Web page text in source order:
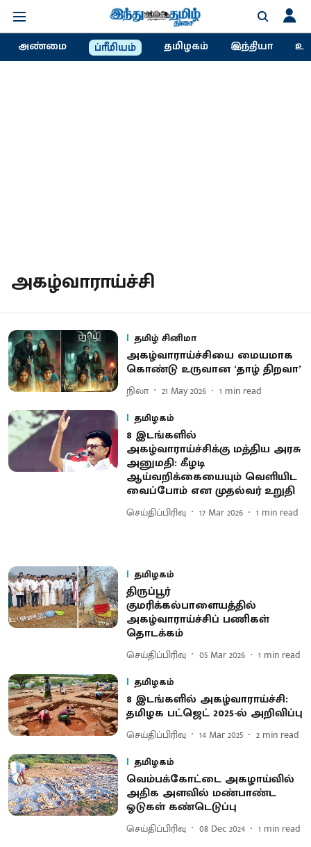
அண்மை ப்ரீமியம் தமிழகம் இந்தியா
அகழ்வாராய்ச்சி
தமிழ் சினிமா
அகழ்வாராய்ச்சியை மையமாக
கொண்டு உருவான ‘தாழ் திறவா’
நிலா 21 May 2026 1 min read
தமிழகம்
8 இடங்களில்
அகழ்வாராய்ச்சிக்கு மத்திய அரசு
அனுமதி: கீழடி
ஆய்வறிக்கையையும் வெளியிட
வைப்போம் என முதல்வர் உறுதி
செய்திப்பிரிவு 17 Mar 2026 1 min read
தமிழகம்
திருப்பூர்
குமரிக்கல்பாளையத்தில்
அகழ்வாராய்ச்சிப் பணிகள்
தொடக்கம்
செய்திப்பிரிவு 05 Mar 2026 1 min read
தமிழகம்
8 இடங்களில் அகழ்வாராய்ச்சி:
தமிழக பட்ஜெட் 2025-ல் அறிவிப்பு
செய்திப்பிரிவு 14 Mar 2025 2 min read
தமிழகம்
வெம்பக்கோட்டை அகழாய்வில்
அதிக அளவில் மண்பாண்ட
ஓடுகள் கண்டெடுப்பு
செய்திப்பிரிவு 08 Dec 2024 1 min read